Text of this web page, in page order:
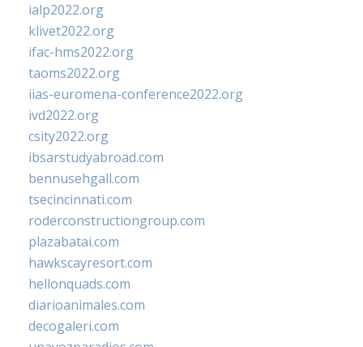
ialp2022.org
klivet2022.org
ifac-hms2022.org
taoms2022.org
iias-euromena-conference2022.org
ivd2022.org
csity2022.org
ibsarstudyabroad.com
bennusehgall.com
tsecincinnati.com
roderconstructiongroup.com
plazabatai.com
hawkscayresort.com
hellonquads.com
diarioanimales.com
decogaleri.com